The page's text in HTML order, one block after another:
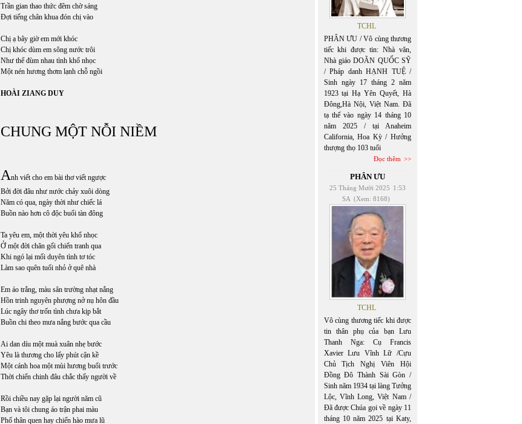
Trần gian thao thức đêm chờ sáng
Đợi tiếng chân khua đón chị vào
Chị ạ bây giờ em mới khóc
Chị khóc dùm em sông nước trôi
Như thể đùm nhau tình khổ nhọc
Một nén hương thơm lạnh chỗ ngồi
HOÀI ZIANG DUY
CHUNG MỘT NỖI NIỀM
Anh viết cho em bài thơ viết ngược
Bởi đời đâu như nước chảy xuôi dòng
Năm có qua, ngày thời như chiếc lá
Buồn nào hơn cô độc buổi tàn đông
Ta yêu em, một thời yêu khổ nhọc
Ở một đời chăn gối chiến tranh qua
Khi ngó lại mối duyên tình tơ tóc
Làm sao quên tuổi nhỏ ở quê nhà
Em áo trắng, màu sân trường nhạt nắng
Hồn trinh nguyên phượng nở nụ hôn đầu
Lúc ngây thơ trốn tình chưa kịp bắt
Buồn chi theo mưa nắng bước qua cầu
Ai dan díu một muà xuân nhẹ bước
Yêu là thương cho lấy phút cận kề
Một cánh hoa một mùi hương buổi trước
Thời chiến chinh đâu chắc thấy người về
Rồi chiều nay gặp lại người năm cũ
Bạn và tôi chung áo trận phai màu
Phố thân quen hay chiến hào mưa lũ
TCHL
PHÂN ƯU / Vô cùng thương
tiếc khi được tin: Nhà văn,
Nhà giáo DOÃN QUỐC SỸ
/ Pháp danh HẠNH TUỆ /
Sinh ngày 17 tháng 2 năm
1923 tại Hạ Yên Quyết, Hà
Đông,Hà Nội, Việt Nam. Đã
tạ thế vào ngày 14 tháng 10
năm 2025 / tại Anaheim
California, Hoa Kỳ / Hưởng
thượng thọ 103 tuổi
Đọc thêm
PHÂN ƯU
25 Tháng Mười 2025 1:53
SA (Xem: 8168)
TCHL
Vô cùng thương tiếc khi được
tin thân phụ của bạn Lưu
Thanh Nga: Cụ Francis
Xavier Lưu Vĩnh Lữ /Cựu
Chủ Tịch Nghị Viên Hội
Đồng Đô Thành Sài Gòn /
Sinh năm 1934 tại làng Tưởng
Lộc, Vĩnh Long, Việt Nam /
Đã được Chúa gọi về ngày 11
tháng 10 năm 2025 tại Katy,